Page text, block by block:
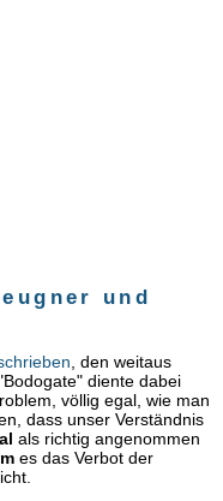
und
, den weitaus
diente dabei
völlig egal, wie man
dass unser Verständnis
als richtig angenommen
es das Verbot der